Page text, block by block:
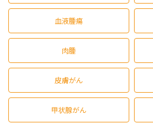
血液腫瘍
肉腫
皮膚がん
甲状腺がん